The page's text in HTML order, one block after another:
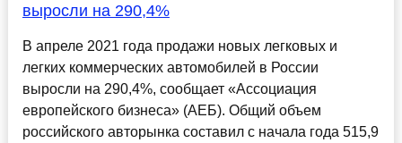
выросли на 290,4%
В апреле 2021 года продажи новых легковых и
легких коммерческих автомобилей в России
выросли на 290,4%, сообщает «Ассоциация
европейского бизнеса» (АЕБ). Общий объем
российского авторынка составил с начала года 515,9